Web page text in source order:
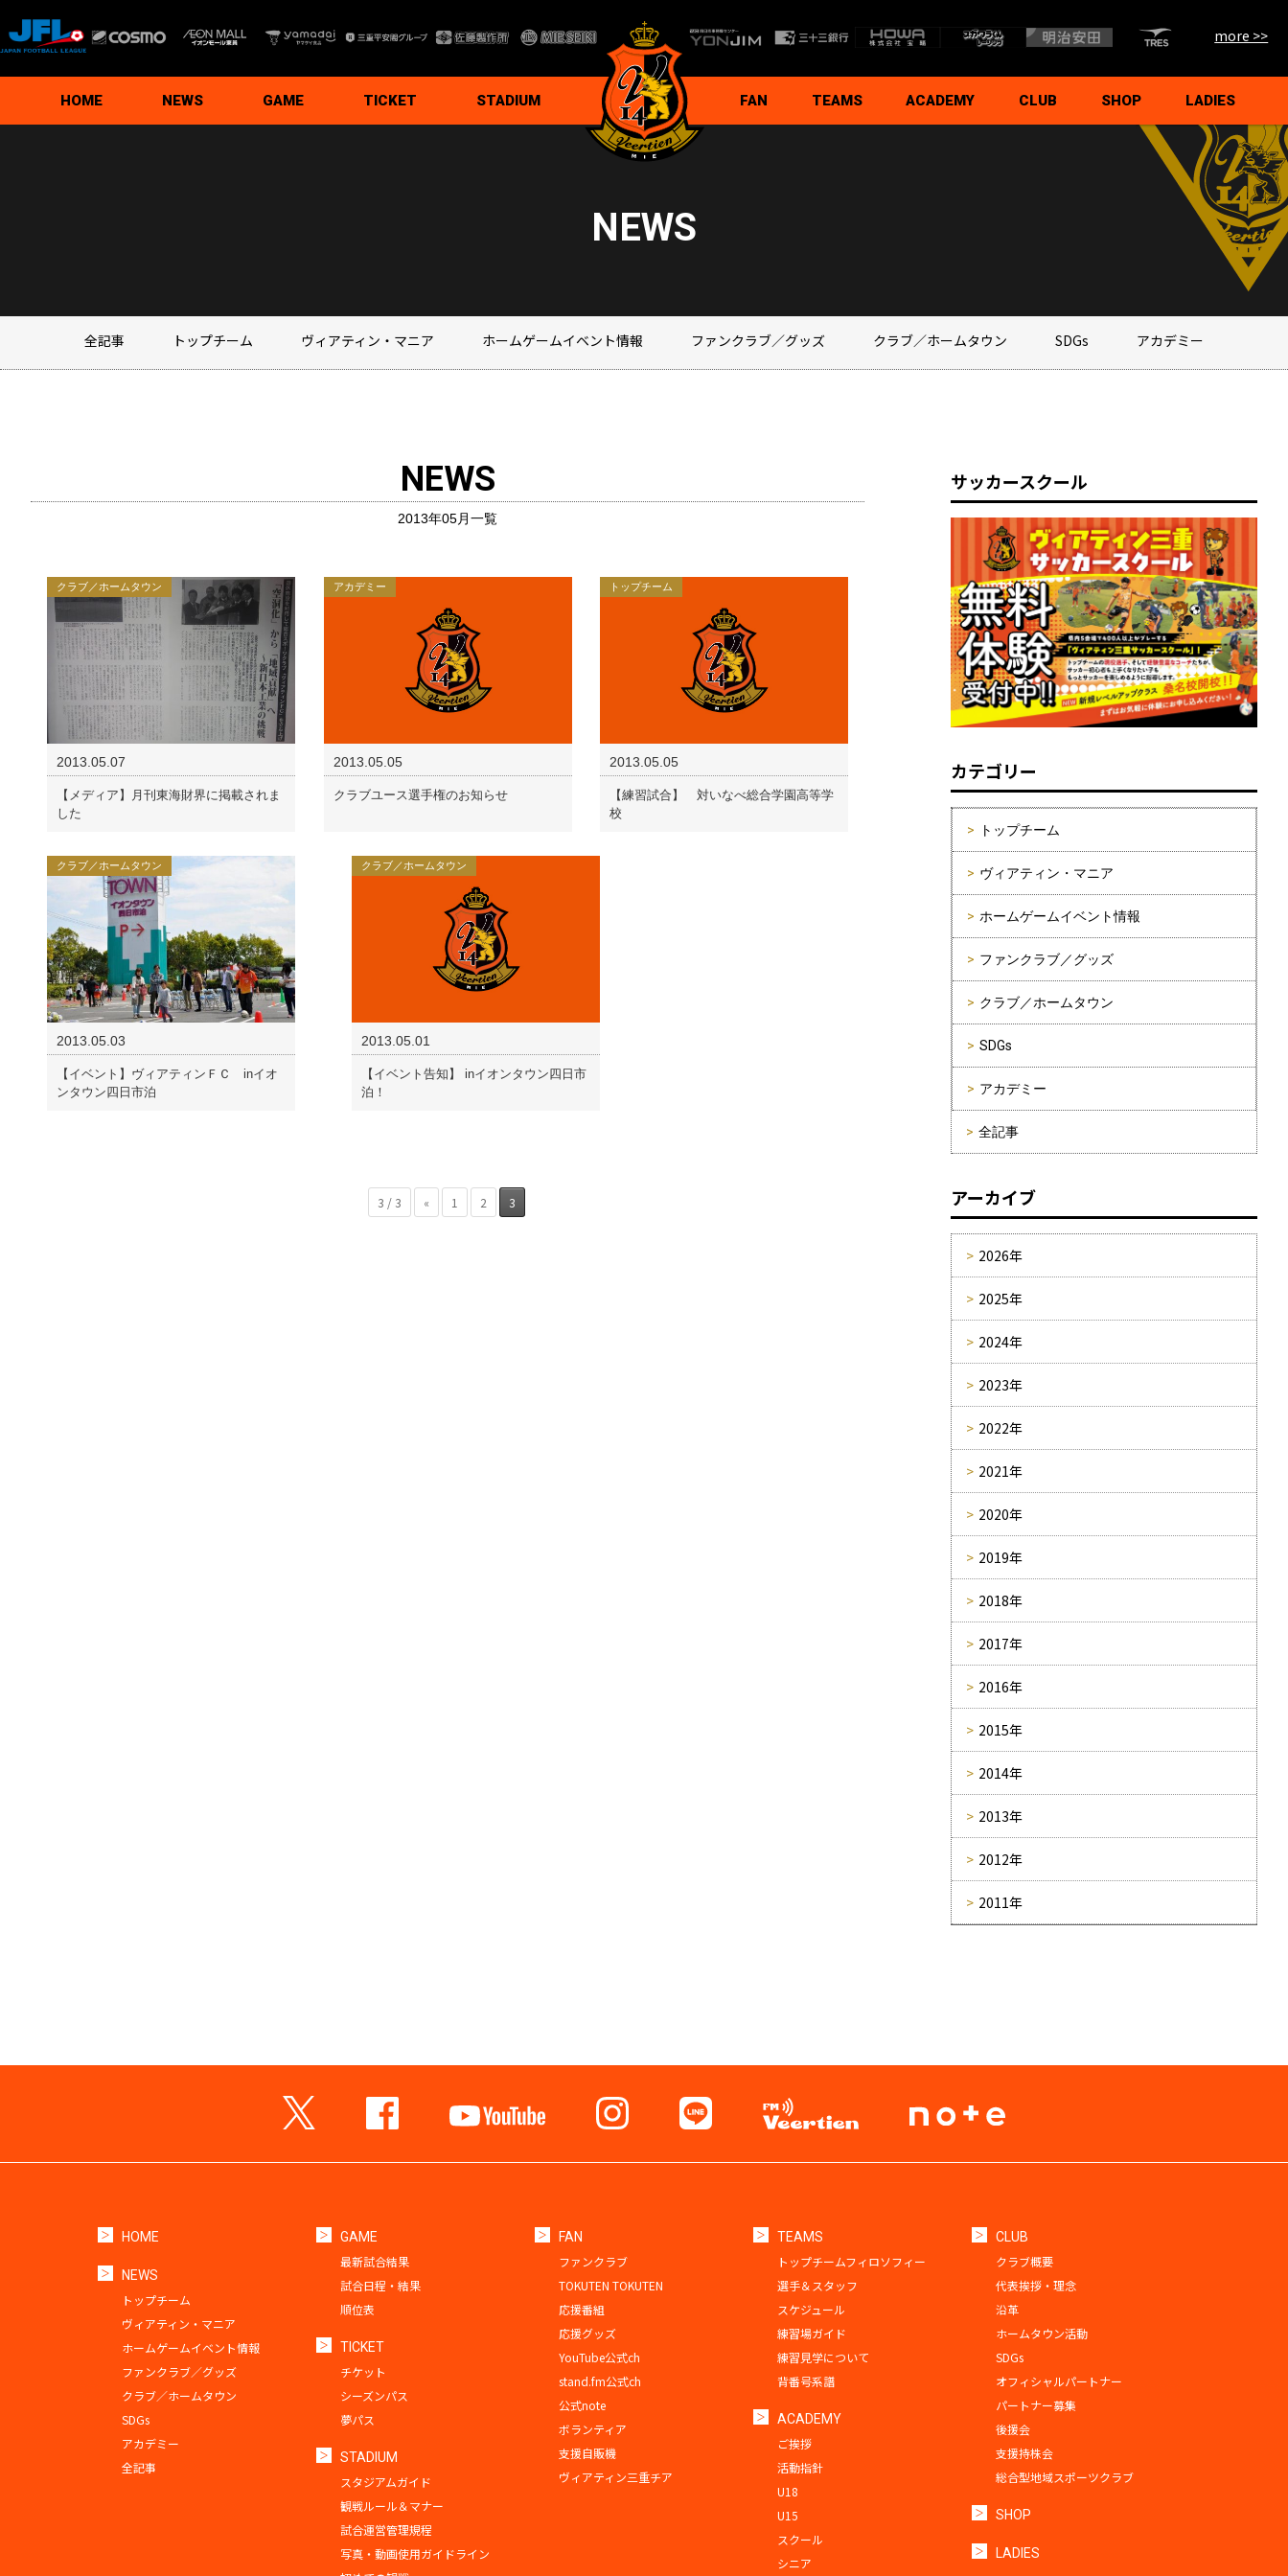
more >>
HOME NEWS GAME TICKET STADIUM FAN TEAMS ACADEMY CLUB
総合型地域スポーツクラブ
SHOP LADIES
NEWS
全記事 トップチーム ヴィアティン・マニア ホームゲームイベント情報 ファンクラブ／グッズ クラブ／ホームタウン SDGs アカデミー
サッカースクール
カテゴリー
トップチーム
ヴィアティン・マニア
ホームゲームイベント情報
ファンクラブ／グッズ
クラブ／ホームタウン
SDGs
アカデミー
全記事
アーカイブ
2026年
2025年
2024年
2023年
2022年
2021年
2020年
2019年
2018年
2017年
2016年
2015年
2014年
2013年
2012年
2011年
NEWS
2013年05月一覧
クラブ／ホームタウン
2013.05.07
【メディア】月刊東海財界に掲載されま
した
アカデミー
2013.05.05
クラブユース選手権のお知らせ
トップチーム
2013.05.05
【練習試合】 対いなべ総合学園高等学
校
クラブ／ホームタウン
2013.05.03
【イベント】ヴィアティンＦＣ inイオ
ンタウン四日市泊
クラブ／ホームタウン
2013.05.01
【イベント告知】 inイオンタウン四日市
泊！
3 / 3 « 1 2 3
HOME
NEWS
トップチーム
ヴィアティン・マニア
ホームゲームイベント情報
ファンクラブ／グッズ
クラブ／ホームタウン
SDGs
アカデミー
全記事
GAME
最新試合結果
試合日程・結果
順位表
TICKET
チケット
シーズンパス
夢パス
STADIUM
スタジアムガイド
観戦ルール＆マナー
試合運営管理規程
写真・動画使用ガイドライン
FAN
ファンクラブ
TOKUTEN TOKUTEN
応援番組
応援グッズ
YouTube公式ch
stand.fm公式ch
公式note
ボランティア
支援自販機
ヴィアティン三重チア
TEAMS
トップチームフィロソフィー
選手＆スタッフ
スケジュール
練習場ガイド
練習見学について
背番号系譜
ACADEMY
ご挨拶
活動指針
U18
U15
スクール
シニア
CLUB
クラブ概要
代表挨拶・理念
沿革
ホームタウン活動
SDGs
オフィシャルパートナー
パートナー募集
後援会
支援持株会
総合型地域スポーツクラブ
SHOP
LADIES